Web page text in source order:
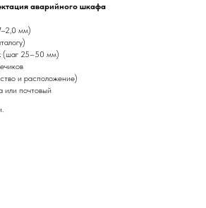
аварийного шкафа
мм)
(шаг 25–50 мм)
и расположение)
или почтовый